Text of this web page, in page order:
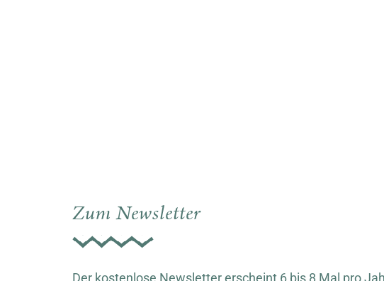
Zum Newsletter
Der kostenlose Newsletter erscheint 6 bis 8 Mal pro